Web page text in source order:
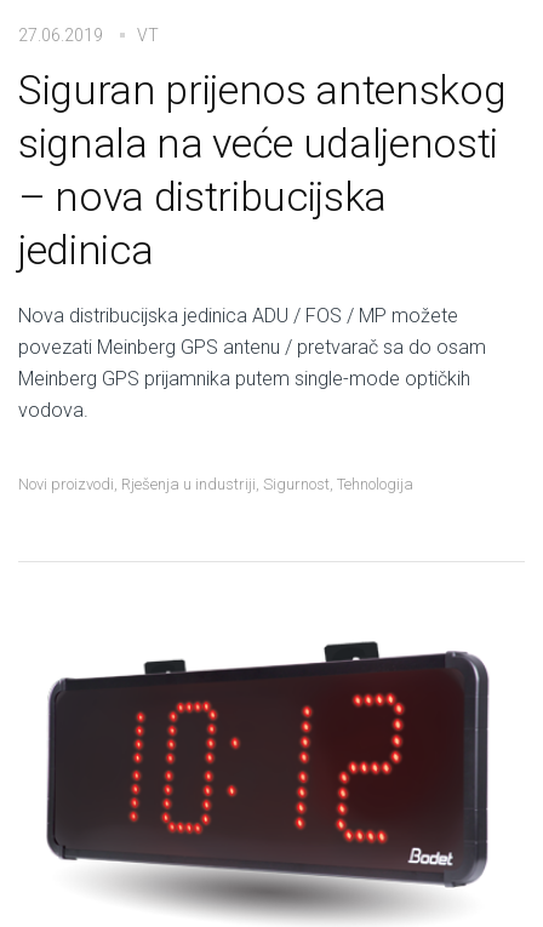
27.06.2019 VT
Siguran prijenos antenskog
signala na veće udaljenosti
– nova distribucijska
jedinica
Nova distribucijska jedinica ADU / FOS / MP možete
povezati Meinberg GPS antenu / pretvarač sa do osam
Meinberg GPS prijamnika putem single-mode optičkih
vodova.
Novi proizvodi, Rješenja u industriji, Sigurnost, Tehnologija